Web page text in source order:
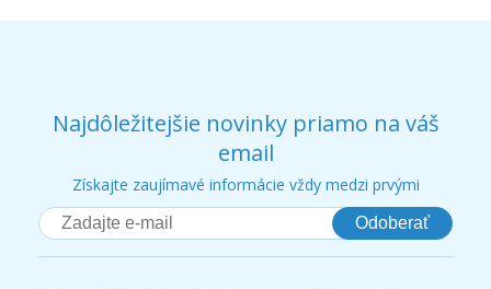
Najdôležitejšie novinky priamo na váš
email
Získajte zaujímavé informácie vždy medzi prvými
Odoberať